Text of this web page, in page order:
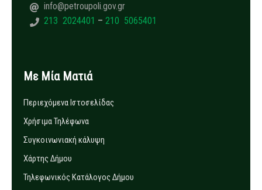
info@petroupoli.gov.gr
213 2024401 – 210 5065401
Με Μία Ματιά
Περιεχόμενα Ιστοσελίδας
Χρήσιμα Τηλέφωνα
Συγκοινωνιακή κάλυψη
Χάρτης Δήμου
Τηλεφωνικός Κατάλογος Δήμου